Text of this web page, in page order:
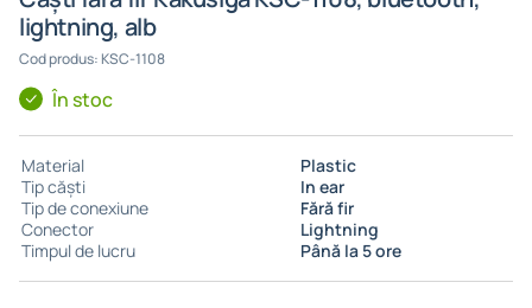
lightning, alb
Cod produs: KSC-1108
În stoc
Material
Plastic
Tip căști
In ear
Tip de conexiune
Fără fir
Conector
Lightning
Timpul de lucru
Până la 5 ore